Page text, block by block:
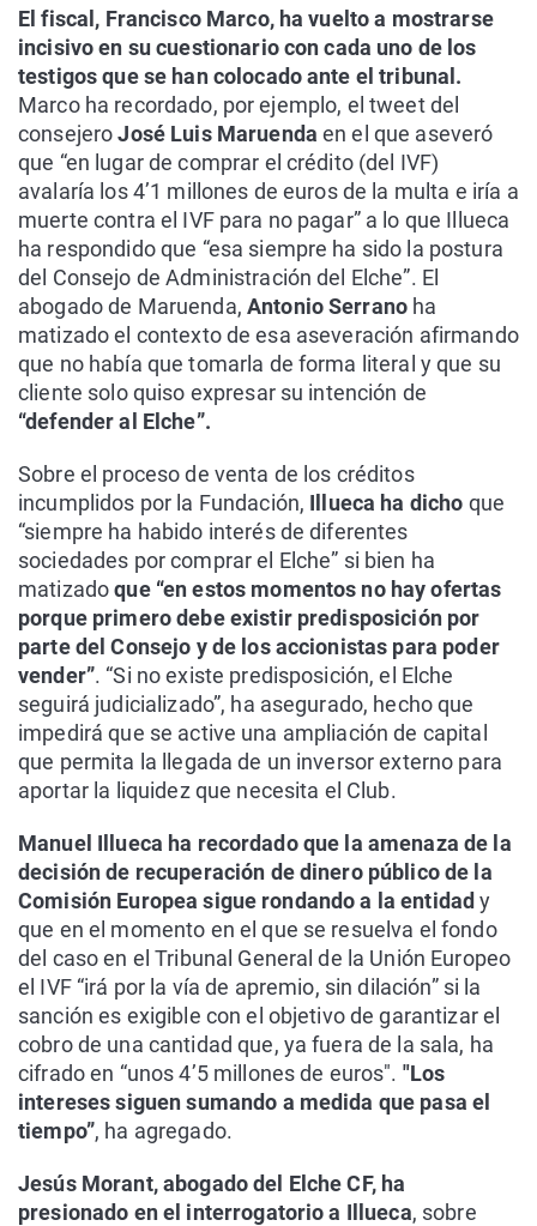
El fiscal, Francisco Marco, ha vuelto a mostrarse
incisivo en su cuestionario con cada uno de los
testigos que se han colocado ante el tribunal.
Marco ha recordado, por ejemplo, el tweet del
consejeroJosé Luis Maruenda en el que aseveró
que “en lugar de comprar el crédito (del IVF)
avalaría los 4’1 millones de euros de la multa e iría a
muerte contra el IVF para no pagar” a lo que Illueca
ha respondido que “esa siempre ha sido la postura
del Consejo de Administración del Elche”. El
abogado de Maruenda, Antonio Serrano ha
matizado el contexto de esa aseveración afirmando
que no había que tomarla de forma literal y que su
cliente solo quiso expresar su intención de
“defender al Elche”.
Sobre el proceso de venta de los créditos
incumplidos por la Fundación, Illueca ha dicho que
“siempre ha habido interés de diferentes
sociedades por comprar el Elche” si bien ha
matizadoque “en estos momentos no hay ofertas
porque primero debe existir predisposición por
parte del Consejo y de los accionistas para poder
vender”. “Si no existe predisposición, el Elche
seguirá judicializado”, ha asegurado, hecho que
impedirá que se active una ampliación de capital
que permita la llegada de un inversor externo para
aportar la liquidez que necesita el Club.
Manuel Illueca ha recordado que la amenaza de la
decisión de recuperación de dinero público de la
Comisión Europea sigue rondando a la entidad y
que en el momento en el que se resuelva el fondo
del caso en el Tribunal General de la Unión Europeo
el IVF “irá por la vía de apremio, sin dilación” si la
sanción es exigible con el objetivo de garantizar el
cobro de una cantidad que, ya fuera de la sala, ha
cifrado en “unos 4’5 millones de euros". "Los
intereses siguen sumando a medida que pasa el
tiempo”, ha agregado.
Jesús Morant, abogado del Elche CF, ha
presionado en el interrogatorio a Illueca, sobre